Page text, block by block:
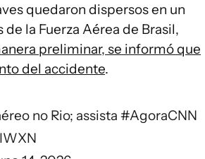
quedaron dispersos en un
la Fuerza Aérea de Brasil,
preliminar, se informó que
del accidente.
no Rio; assista #AgoraCNN